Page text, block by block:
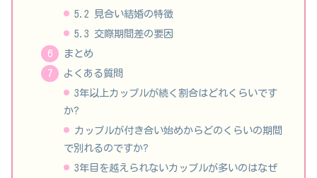
5.2 見合い結婚の特徴
5.3 交際期間差の要因
まとめ
よくある質問
3年以上カップルが続く割合はどれくらいです
か?
カップルが付き合い始めからどのくらいの期間
で別れるのですか?
3年目を越えられないカップルが多いのはなぜ